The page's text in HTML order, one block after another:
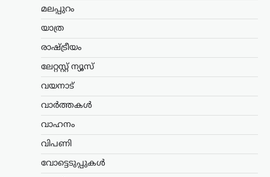
മലപ്പുറം
യാത്ര
രാഷ്ട്രീയം
ലേറ്റസ്റ്റ് ന്യൂസ്
വയനാട്
വാർത്തകൾ
വാഹനം
വിപണി
വോട്ടെടുപ്പുകൾ
ചിത്രം പ്രചരിപ്പിച്ചവർക്കെതിരെ
ആരംഭിച്ചതായി സിപിഐഎം നേതാവ് P.
അറസ്റ്റിലായ അർജുൻ ആയങ്കിയെ…
ഇന്ത്യയുടെ ബ്രഹ്മോസിന്
ആഗോള ഡിമാൻഡ്;
നിരവധി രാജ്യങ്ങൾ
പ്രകടിപ്പിക്കുന്നു